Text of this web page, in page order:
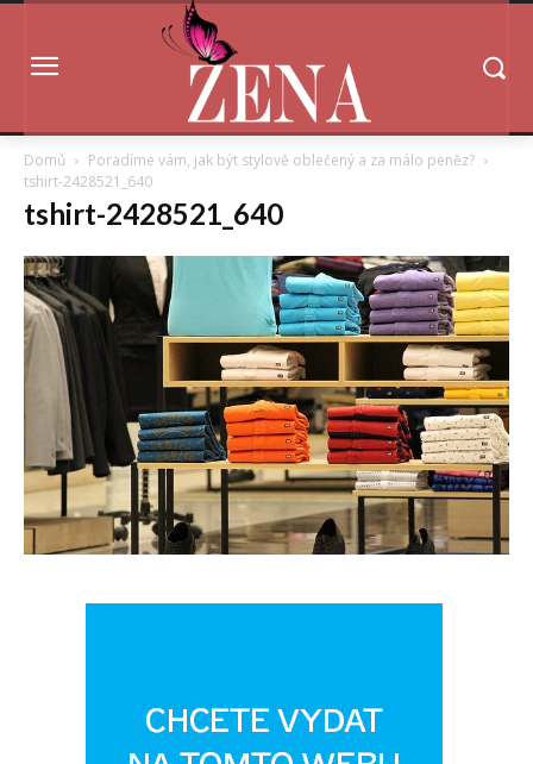
Domů
Poradíme vám, jak být stylově oblečený a za málo peněz?
tshirt-2428521_640
tshirt-2428521_640